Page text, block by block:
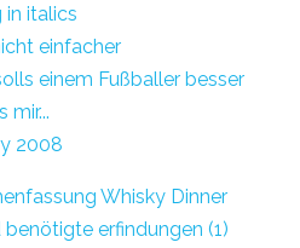
in italics
einfacher
einem Fußballer besser
mir...
2008
Whisky Dinner
erfindungen (1)